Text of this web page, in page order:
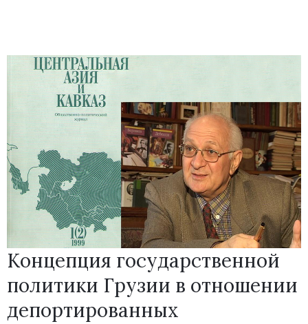
Концепция государственной
политики Грузии в отношении
депортированных